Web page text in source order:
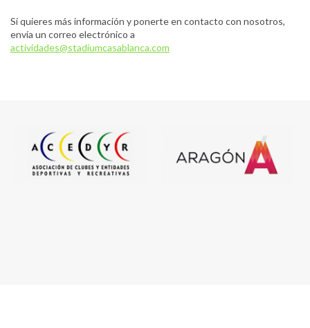
Si quieres más información y ponerte en contacto con nosotros,
envía un correo electrónico a
actividades@stadiumcasablanca.com